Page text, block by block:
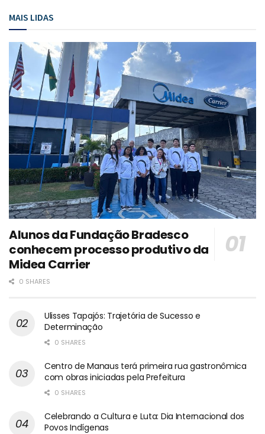
MAIS LIDAS
Alunos da Fundação Bradesco
conhecem processo produtivo da
Midea Carrier
0 SHARES
Ulisses Tapajós: Trajetória de Sucesso e
Determinação
0 SHARES
Centro de Manaus terá primeira rua gastronômica
com obras iniciadas pela Prefeitura
0 SHARES
Celebrando a Cultura e Luta: Dia Internacional dos
Povos Indígenas